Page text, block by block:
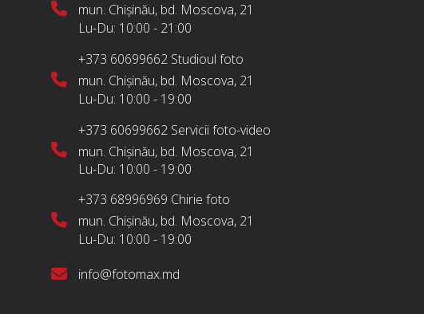
mun. Chișinău, bd. Moscova, 21
Lu-Du: 10:00 - 21:00
+373 60699662 Studioul foto
mun. Chișinău, bd. Moscova, 21
Lu-Du: 10:00 - 19:00
+373 60699662 Servicii foto-video
mun. Chișinău, bd. Moscova, 21
Lu-Du: 10:00 - 19:00
+373 68996969 Chirie foto
mun. Chișinău, bd. Moscova, 21
Lu-Du: 10:00 - 19:00
info@fotomax.md